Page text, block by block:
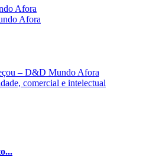
Afora
Afora
– D&D Mundo Afora
comercial e intelectual